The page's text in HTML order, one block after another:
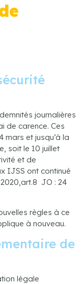
journalières
de carence. Ces
mars et jusqu’à la
soit le 10 juillet
et de
IJSS ont continué
JO : 24
règles à ce
à nouveau.
de
légale